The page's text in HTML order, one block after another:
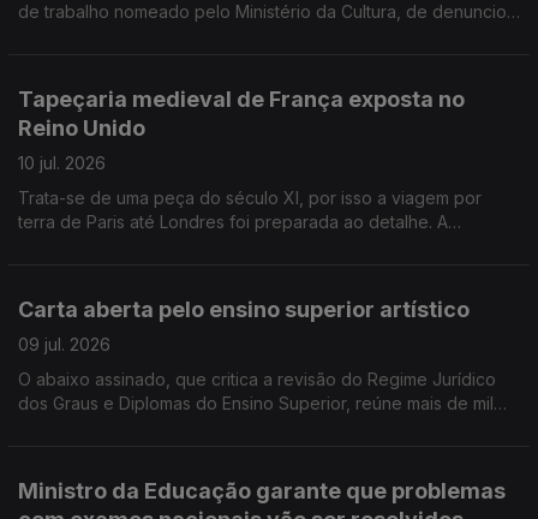
de trabalho nomeado pelo Ministério da Cultura, de denunciou
música clássica com o disco "Life is a dream", tocando piano,
sob a direção do maestro Gustavo Dudamel.
Tapeçaria medieval de França exposta no
Reino Unido
10 jul. 2026
Trata-se de uma peça do século XI, por isso a viagem por
terra de Paris até Londres foi preparada ao detalhe. A
estudos sobre a escritora. Monsaraz recebe a Bienal Cultural
Museu Aberto até dia 19.
Carta aberta pelo ensino superior artístico
09 jul. 2026
O abaixo assinado, que critica a revisão do Regime Jurídico
dos Graus e Diplomas do Ensino Superior, reúne mais de mil
signatários. Viseu recebe, até dia 19, o festival "Que jazz é
Ministro da Educação garante que problemas